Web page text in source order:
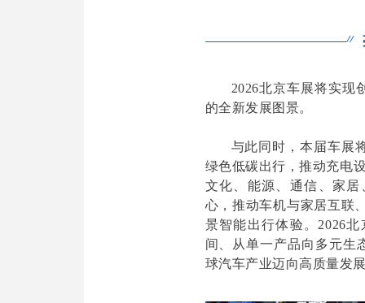
2026北京车展将实现
的全新发展图景。
与此同时，本届车展
绿色低碳出行，推动充电
文化、能源、通信、家
心，推动车机与家居互联
景智能出行体验。2026
间、从单一产品向多元生
球汽车产业迈向高质量发